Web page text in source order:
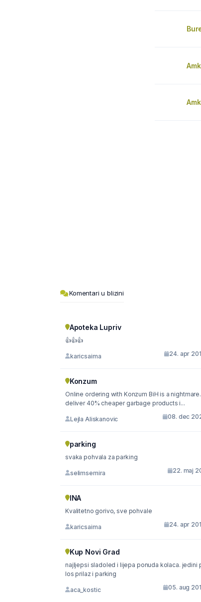
Komentari u blizini
Apoteka Lupriv
👍👍👍
karicsaima 24. apr
Konzum
Online ordering with Konzum BiH is a
deliver 40% cheaper garbage products i...
Lejla Aliskanovic 08. dec
parking
svaka pohvala za parking
selimsemira 22. maj
INA
Kvalitetno gorivo, sve pohvale
karicsaima 24. apr
Kup Novi Grad
najljepsi sladoled i lijepa ponuda kolaca. jedini
los prilaz i parking
aca_kostic 05. aug